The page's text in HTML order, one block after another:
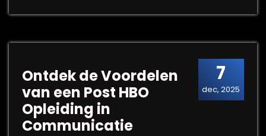
7
dec, 2025
Ontdek de Voordelen
van een Post HBO
Opleiding in
Communicatie